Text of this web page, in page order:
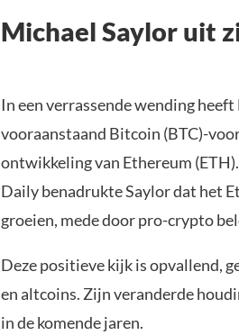
Michael Saylor uit
In een verrassende wending
vooraanstaand Bitcoin (BTC)-
ontwikkeling van Ethereum
Daily benadrukte Saylor dat het
groeien, mede door pro-crypto
Deze positieve kijk is opvallend,
en altcoins. Zijn veranderde
in de komende jaren.